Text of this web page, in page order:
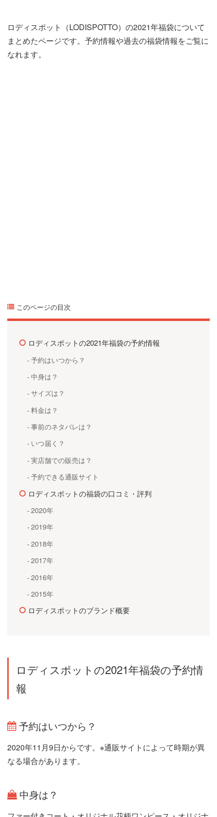
ロディスポット（LODISPOTTO）の2021年福袋について
まとめたページです。予約情報や過去の福袋情報をご覧に
なれます。
このページの目次
ロディスポットの2021年福袋の予約情報
予約はいつから？
中身は？
サイズは？
料金は？
事前のネタバレは？
いつ届く？
実店舗での販売は？
予約できる通販サイト
ロディスポットの福袋の口コミ・評判
2020年
2019年
2018年
2017年
2016年
2015年
ロディスポットのブランド概要
ロディスポットの2021年福袋の予約情
報
予約はいつから？
2020年11月9日からです。※通販サイトによって時期が異
なる場合があります。
中身は？